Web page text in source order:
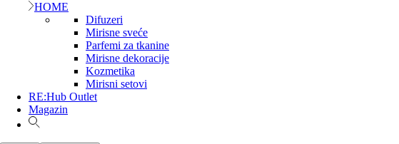
HOME
Difuzeri
Mirisne sveće
Parfemi za tkanine
Mirisne dekoracije
Kozmetika
Mirisni setovi
RE:Hub Outlet
Magazin